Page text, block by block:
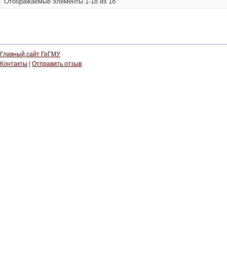
Главный сайт ГрГМУ
Контакты
Отправить отзыв